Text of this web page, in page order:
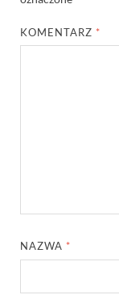
KOMENTARZ *
NAZWA *